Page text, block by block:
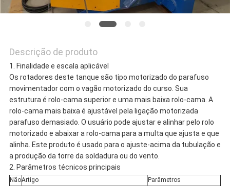
Descrição de produto
1. Finalidade e escala aplicável
Os rotadores deste tanque são tipo motorizado do parafuso
movimentador com o vagão motorizado do curso. Sua
estrutura é rolo-cama superior e uma mais baixa rolo-cama. A
rolo-cama mais baixa é ajustável pela ligação motorizada
parafuso demasiado. O usuário pode ajustar e alinhar pelo rolo
motorizado e abaixar a rolo-cama para a multa que ajusta e que
alinha. Este produto é usado para o ajuste-acima da tubulação e
a produção da torre da soldadura ou do vento.
2. Parâmetros técnicos principais
NãoArtigo
Parâmetros